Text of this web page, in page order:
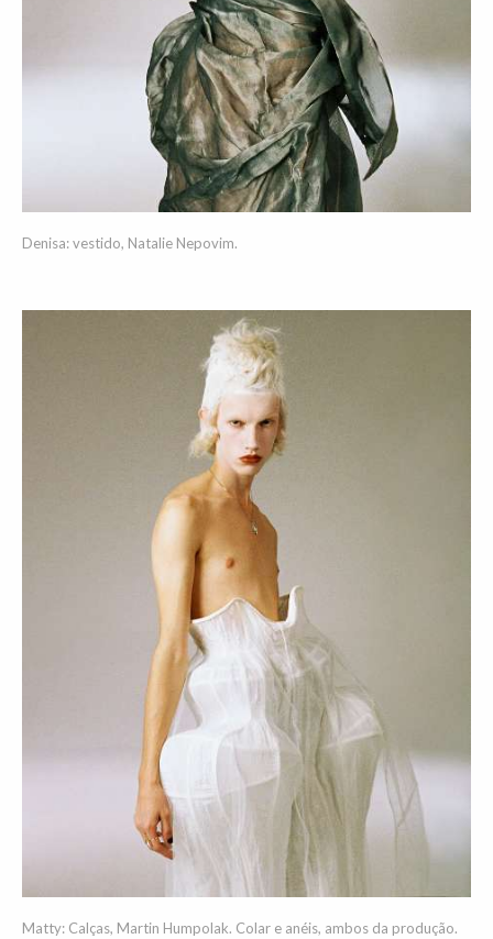
Denisa: vestido, Natalie Nepovim.
Matty: Calças, Martin Humpolak. Colar e anéis, ambos da produção.